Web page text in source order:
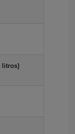
litros)